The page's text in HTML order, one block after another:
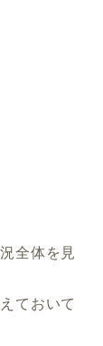
全体を見
ておいて